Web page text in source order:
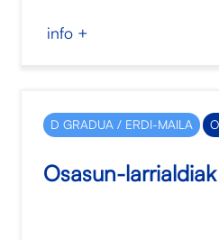
info +
D GRADUA / ERDI-MAILA
Osasun-larrialdiak